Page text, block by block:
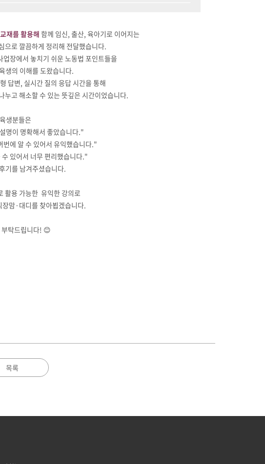
재를 활용해함께 임신, 출산, 육아기로 이어지는
으로 깔끔하게 정리해 전달했습니다.
장에서 놓치기 쉬운 노동법 포인트들을
생의 이해를 도왔습니다.
답변, 실시간 질의 응답 시간을 통해
누고 해소할 수 있는 뜻깊은 시간이었습니다.
생분들은
명이 명확해서 좋았습니다."
에 알 수 있어서 유익했습니다."
있어서 너무 편리했습니다."
기를 남겨주셨습니다.
활용 가능한 유익한 강의로
맘·대디를 찾아뵙겠습니다.
부탁드립니다! 😊
목록